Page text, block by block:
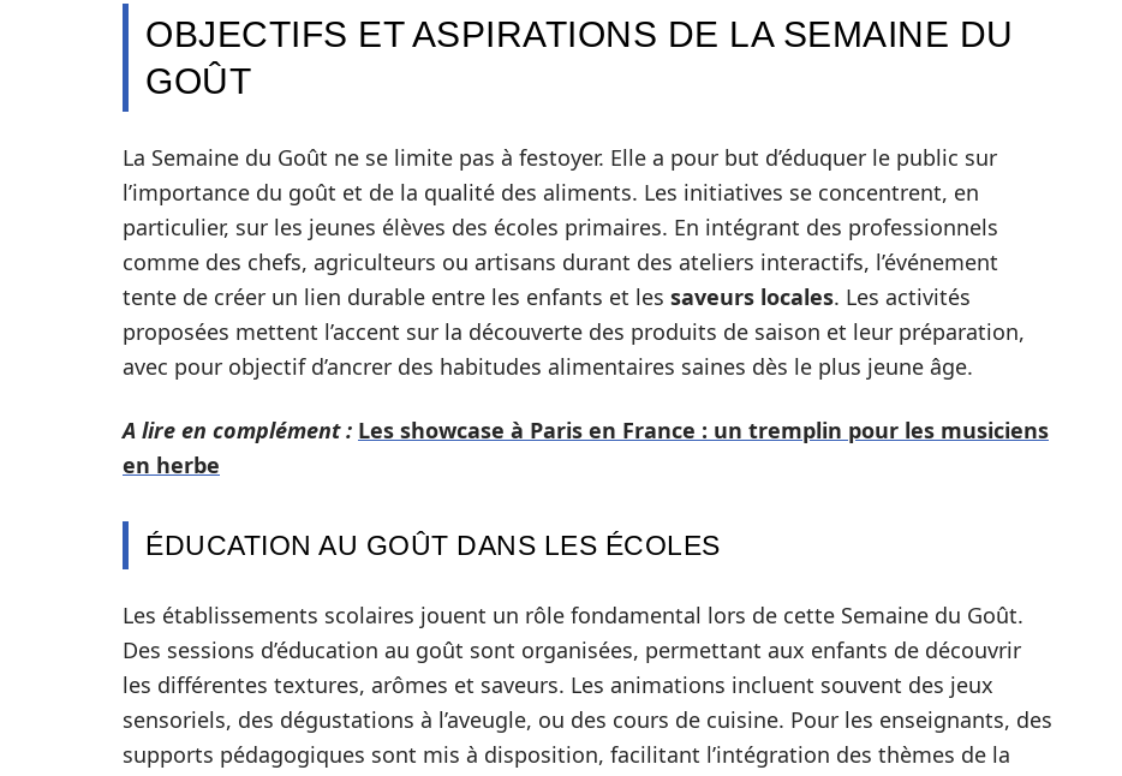
OBJECTIFS ET ASPIRATIONS DE LA SEMAINE DU
GOÛT
La Semaine du Goût ne se limite pas à festoyer. Elle a pour but d’éduquer le public sur
l’importance du goût et de la qualité des aliments. Les initiatives se concentrent, en
particulier, sur les jeunes élèves des écoles primaires. En intégrant des professionnels
comme des chefs, agriculteurs ou artisans durant des ateliers interactifs, l’événement
tente de créer un lien durable entre les enfants et les saveurs locales. Les activités
proposées mettent l’accent sur la découverte des produits de saison et leur préparation,
avec pour objectif d’ancrer des habitudes alimentaires saines dès le plus jeune âge.
A lire en complément : Les showcase à Paris en France : un tremplin pour les musiciens
en herbe
ÉDUCATION AU GOÛT DANS LES ÉCOLES
Les établissements scolaires jouent un rôle fondamental lors de cette Semaine du Goût.
Des sessions d’éducation au goût sont organisées, permettant aux enfants de découvrir
les différentes textures, arômes et saveurs. Les animations incluent souvent des jeux
sensoriels, des dégustations à l’aveugle, ou des cours de cuisine. Pour les enseignants, des
supports pédagogiques sont mis à disposition, facilitant l’intégration des thèmes de la